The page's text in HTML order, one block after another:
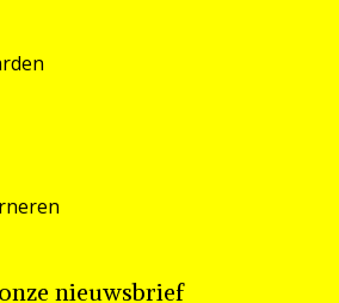
nieuwsbrief